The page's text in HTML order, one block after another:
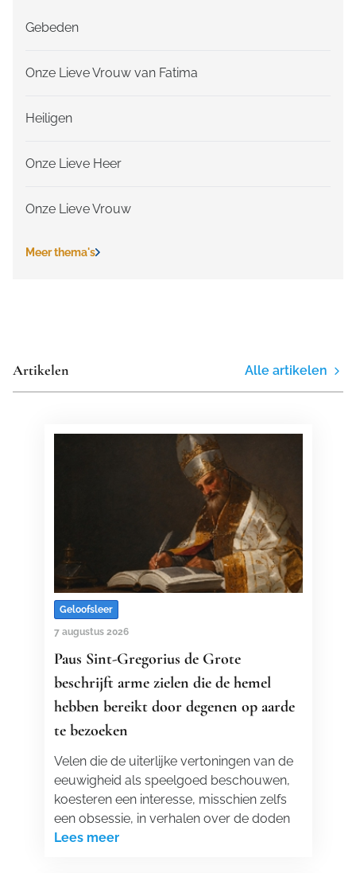
Gebeden
Onze Lieve Vrouw van Fatima
Heiligen
Onze Lieve Heer
Onze Lieve Vrouw
Meer thema's
Artikelen Alle artikelen
Geloofsleer
7 augustus 2026
Paus Sint-Gregorius de Grote
beschrijft arme zielen die de hemel
hebben bereikt door degenen op aarde
te bezoeken
Velen die de uiterlijke vertoningen van de
eeuwigheid als speelgoed beschouwen,
koesteren een interesse, misschien zelfs
een obsessie, in verhalen over de doden
Lees meer